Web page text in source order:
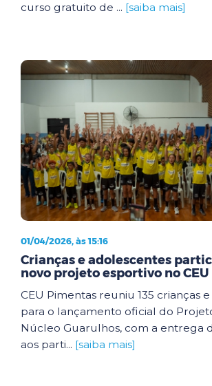
curso gratuito de ... [saiba mais]
01/04/2026, às 15:16
Crianças e adolescentes
novo projeto esportivo no
CEU Pimentas reuniu 135 crianças
para o lançamento oficial do
Núcleo Guarulhos, com a entrega
aos parti... [saiba mais]